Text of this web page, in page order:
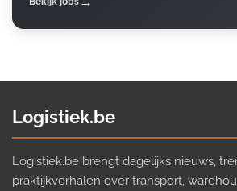
Logistiek.be
Logistiek.be brengt dagelijks nieuws,
praktijkverhalen over transport,